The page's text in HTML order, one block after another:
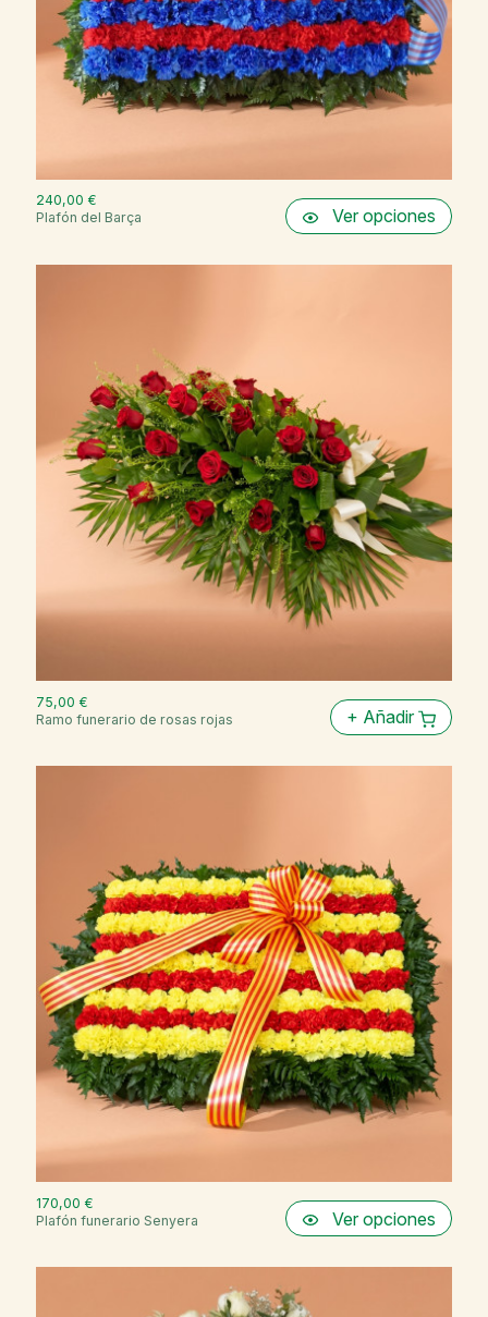
240,00 €
Plafón del Barça
Ver opciones
75,00 €
Ramo funerario de rosas rojas
+ Añadir
170,00 €
Plafón funerario Senyera
Ver opciones